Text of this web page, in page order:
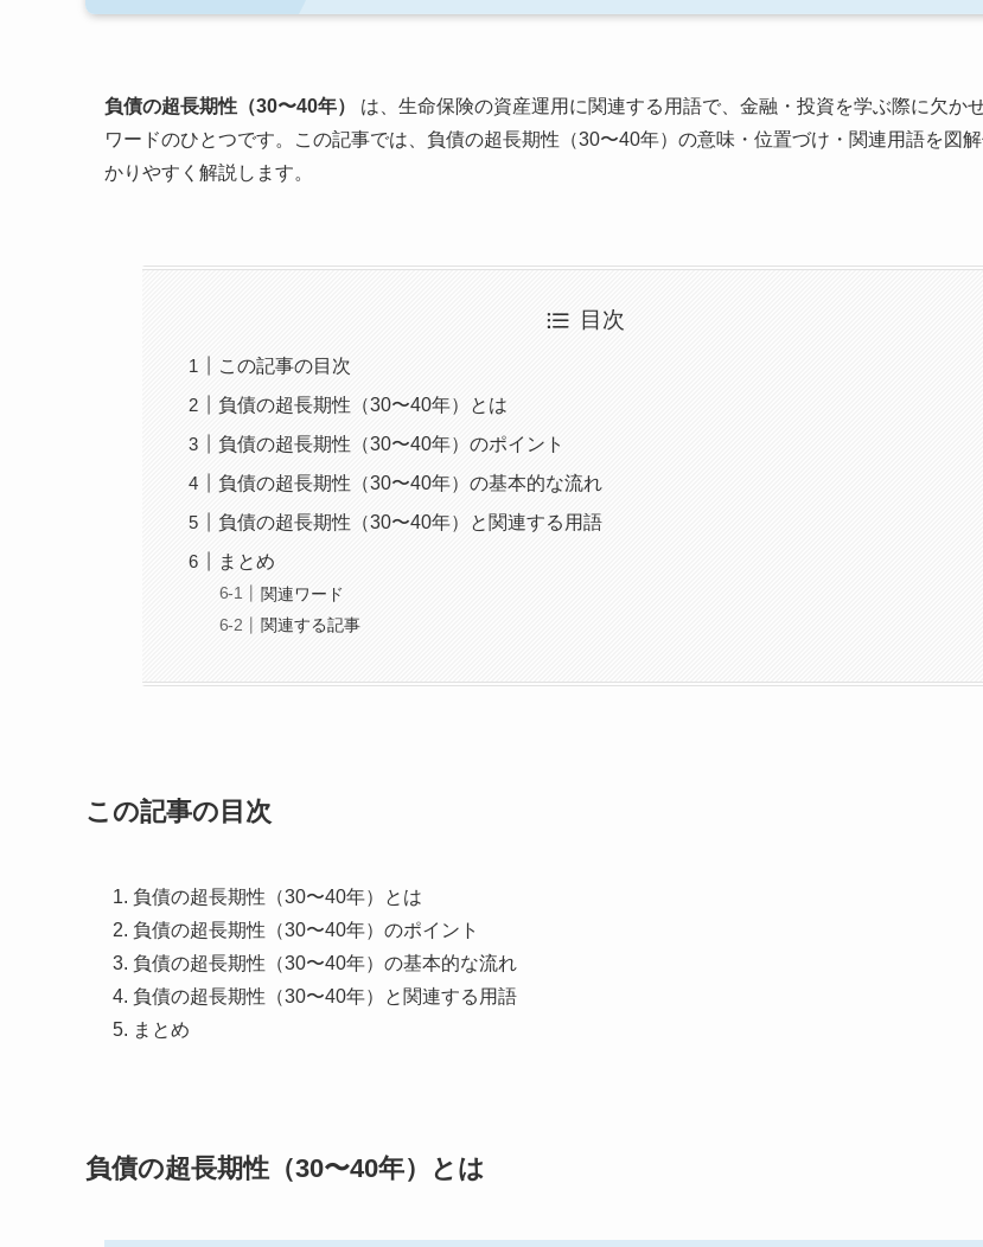
負債の超長期性（30〜40年）
は、生命保険の資産運用に関連する用語で、金融・投資を学ぶ際に欠か
ワードのひとつです。この記事では、負債の超長期性（30〜40年）の意味・位置づけ・関連用語を図
かりやすく解説します。
目次
この記事の目次
負債の超長期性（30〜40年）とは
負債の超長期性（30〜40年）のポイント
負債の超長期性（30〜40年）の基本的な流れ
負債の超長期性（30〜40年）と関連する用語
まとめ
関連ワード
関連する記事
この記事の目次
負債の超長期性（30〜40年）とは
負債の超長期性（30〜40年）のポイント
負債の超長期性（30〜40年）の基本的な流れ
負債の超長期性（30〜40年）と関連する用語
まとめ
負債の超長期性（30〜40年）とは